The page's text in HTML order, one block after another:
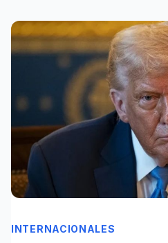
INTERNACIONALES